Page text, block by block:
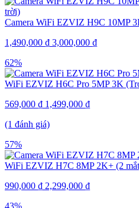
Camera WiFi EZVIZ H9C 10MP
1,490,000 ₫ 3,000,000 ₫
62%
WiFi EZVIZ H6C Pro 5MP 3K
569,000 ₫ 1,499,000 ₫
(1 đánh giá)
57%
WiFi EZVIZ H7C 8MP 2K+ (2
990,000 ₫ 2,299,000 ₫